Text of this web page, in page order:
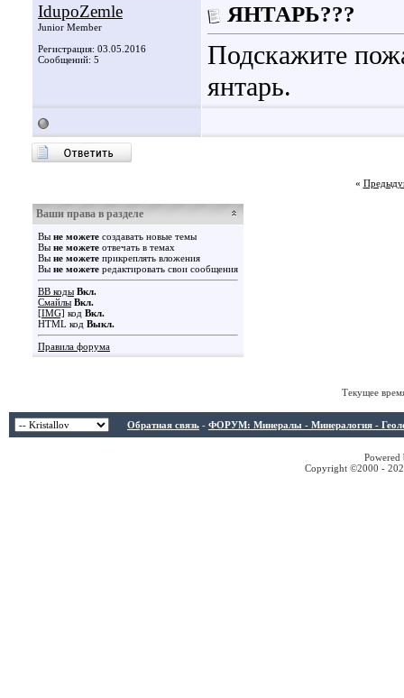
IdupoZemle
Junior Member
Регистрация: 03.05.2016
Сообщений: 5
ЯНТАРЬ???
Подскажите
янтарь.
«
Ваши права в разделе
Вы не можете создавать новые темы
Вы не можете отвечать в темах
Вы не можете прикреплять вложения
Вы не можете редактировать свои сообщения
BB коды Вкл.
Смайлы Вкл.
[IMG] код Вкл.
HTML код Выкл.
Правила форума
Текущее
Обратная связь - ФОРУМ: Минералы - Минералогия -
Copyright ©2000 -